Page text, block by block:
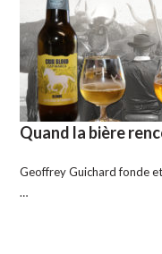
Quand la bière
Geoffrey Guichard fonde
…